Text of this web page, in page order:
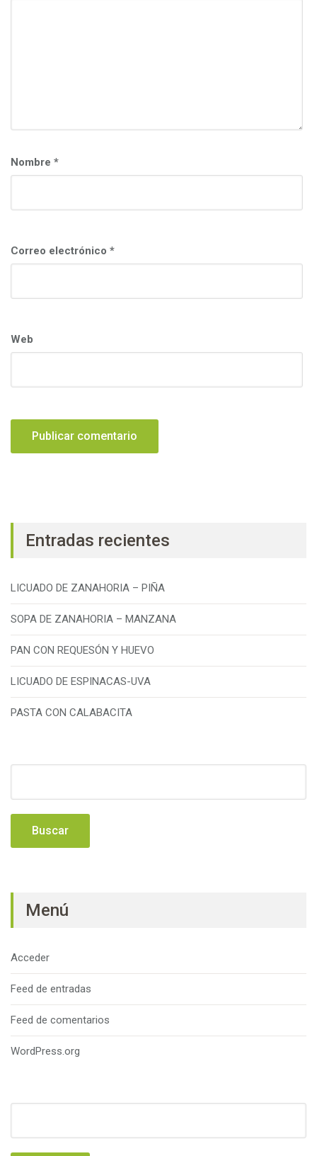
Nombre *
Correo electrónico *
Web
Entradas recientes
LICUADO DE ZANAHORIA – PIÑA
SOPA DE ZANAHORIA – MANZANA
PAN CON REQUESÓN Y HUEVO
LICUADO DE ESPINACAS-UVA
PASTA CON CALABACITA
Menú
Acceder
Feed de entradas
Feed de comentarios
WordPress.org